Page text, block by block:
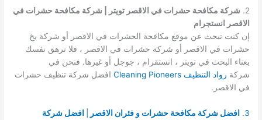
2.
شركة مكافحة حشرات في الاقصر تويتر | شركة مكافحة حشرات في
الاقصر انستجرام
إن كنت تبحث عن موقع مكافحة الحشرات في الاقصر أو شركة بخ
حشرات في الاقصر أو شركة حشرات في الاقصر ، فلا ترهق نفسك
بعناء البحث في تويتر ، انستقرام ، جوجل أو غيرها. فنحن في
شركة رواد التنظيف Cleaning Pioneers
افضل شركة تنظيف حشرات
في الاقصر.
3. افضل شركة مكافحة حشرات و فئران الاقصر
افضل شركة